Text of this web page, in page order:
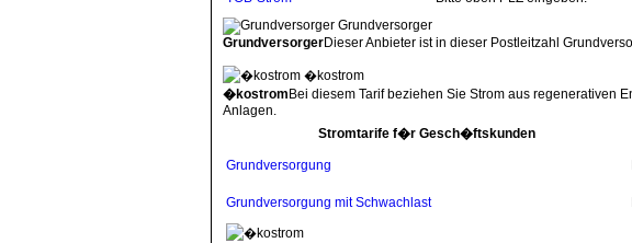
Grundversorger
GrundversorgerDieser Anbieter ist in dieser Postleitzahl
�kostrom
�kostrom Bei diesem Tarif beziehen Sie Strom aus
Anlagen.
Stromtarife f�r Gesch�ftskunden
Grundversorgung
Grundversorgung mit Schwachlast